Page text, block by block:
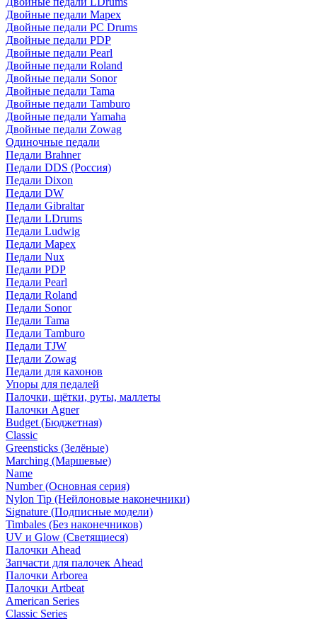
Двойные педали Mapex
Двойные педали PC Drums
Двойные педали PDP
Двойные педали Pearl
Двойные педали Roland
Двойные педали Sonor
Двойные педали Tama
Двойные педали Tamburo
Двойные педали Yamaha
Двойные педали Zowag
Одиночные педали
Педали Brahner
Педали DDS (Россия)
Педали Dixon
Педали DW
Педали Gibraltar
Педали LDrums
Педали Ludwig
Педали Mapex
Педали Nux
Педали PDP
Педали Pearl
Педали Roland
Педали Sonor
Педали Tama
Педали Tamburo
Педали TJW
Педали Zowag
Педали для кахонов
Упоры для педалей
Палочки, щётки, руты, маллеты
Палочки Agner
Budget (Бюджетная)
Classic
Greensticks (Зелёные)
Marching (Маршевые)
Name
Number (Основная серия)
Nylon Tip (Нейлоновые наконечники)
Signature (Подписные модели)
Timbales (Без наконечников)
UV и Glow (Светящиеся)
Палочки Ahead
Запчасти для палочек Ahead
Палочки Arborea
Палочки Artbeat
American Series
Classic Series